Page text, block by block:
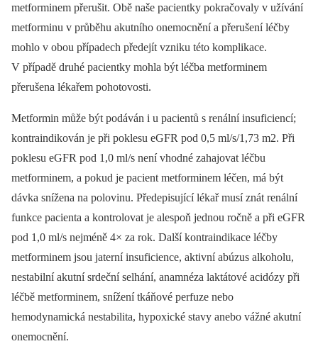
metforminem přerušit. Obě naše pacientky pokračovaly v užívání
metforminu v průběhu akutního onemocnění a přerušení léčby
mohlo v obou případech předejít vzniku této komplikace.
V případě druhé pacientky mohla být léčba metforminem
přerušena lékařem pohotovosti.
Metformin může být podáván i u pacientů s renální insuficiencí;
kontraindikován je při poklesu eGFR pod 0,5 ml/s/1,73 m2. Při
poklesu eGFR pod 1,0 ml/s není vhodné zahajovat léčbu
metforminem, a pokud je pacient metforminem léčen, má být
dávka snížena na polovinu. Předepisující lékař musí znát renální
funkce pacienta a kontrolovat je alespoň jednou ročně a při eGFR
pod 1,0 ml/s nejméně 4× za rok. Další kontraindikace léčby
metforminem jsou jaterní insuficience, aktivní abúzus alkoholu,
nestabilní akutní srdeční selhání, anamnéza laktátové acidózy při
léčbě metforminem, snížení tkáňové perfuze nebo
hemodynamická nestabilita, hypoxické stavy anebo vážné akutní
onemocnění.